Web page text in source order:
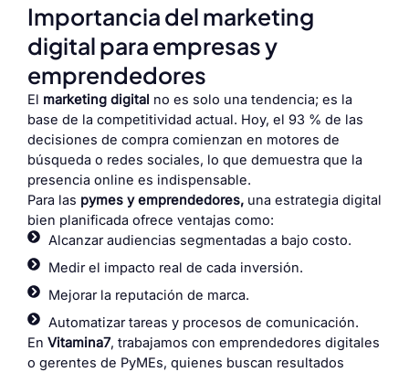
Importancia del marketing
digital para empresas y
emprendedores
El marketing digital no es solo una tendencia; es la
base de la competitividad actual. Hoy, el 93 % de las
decisiones de compra comienzan en motores de
búsqueda o redes sociales, lo que demuestra que la
presencia online es indispensable.
Para las pymes y emprendedores, una estrategia digital
bien planificada ofrece ventajas como:
Alcanzar audiencias segmentadas a bajo costo.
Medir el impacto real de cada inversión.
Mejorar la reputación de marca.
Automatizar tareas y procesos de comunicación.
En Vitamina7, trabajamos con emprendedores digitales
o gerentes de PyMEs, quienes buscan resultados